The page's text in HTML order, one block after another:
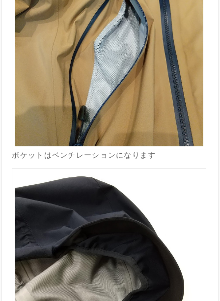
ポケットはベンチレーションになります